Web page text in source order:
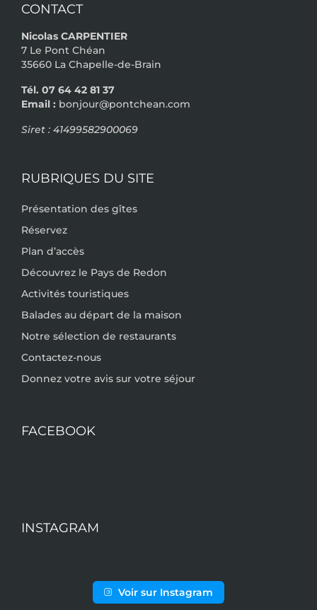
CONTACT
Nicolas CARPENTIER
7 Le Pont Chéan
35660 La Chapelle-de-Brain
Tél. 07 64 42 81 37
Email : bonjour@pontchean.com
Siret : 41499582900069
RUBRIQUES DU SITE
Présentation des gîtes
Réservez
Plan d’accès
Découvrez le Pays de Redon
Activités touristiques
Balades au départ de la maison
Notre sélection de restaurants
Contactez-nous
Donnez votre avis sur votre séjour
FACEBOOK
INSTAGRAM
Voir sur Instagram